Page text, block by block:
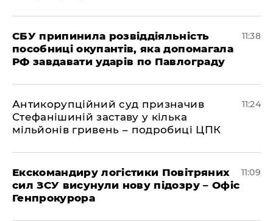
СБУ припинила розвіддіяльність
пособниці окупантів, яка допомагала
РФ завдавати ударів по Павлограду
11:38
Антикорупційний суд призначив
Стефанішиній заставу у кілька
мільйонів гривень – подробиці ЦПК
11:24
Екскомандиру логістики Повітряних
сил ЗСУ висунули нову підозру – Офіс
Генпрокурора
11:09